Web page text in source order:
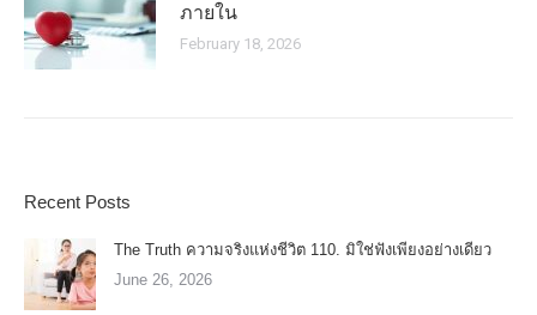
ภายใน
February 18, 2026
Recent Posts
The Truth ความจริงแห่งชีวิต 110. มิใช่ฟังเพียงอย่างเดียว
June 26, 2026